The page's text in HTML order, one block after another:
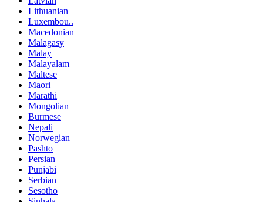
Lithuanian
Luxembou..
Macedonian
Malagasy
Malay
Malayalam
Maltese
Maori
Marathi
Mongolian
Burmese
Nepali
Norwegian
Pashto
Persian
Punjabi
Serbian
Sesotho